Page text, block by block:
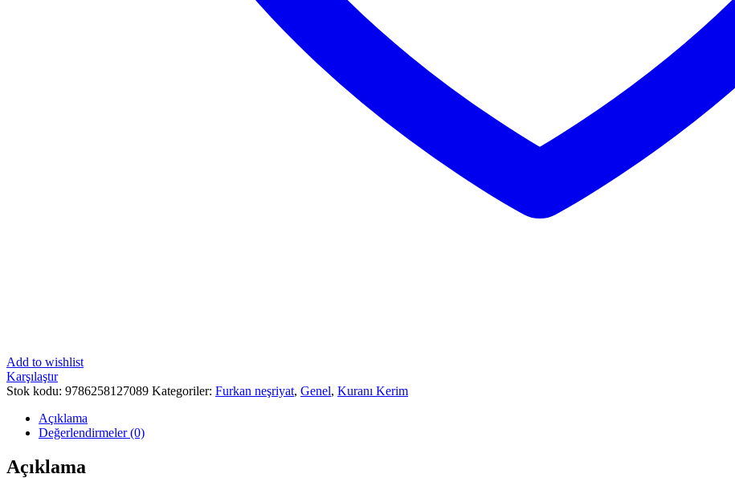
Add to wishlist
Karşılaştır
Stok kodu: 9786258127089 Kategoriler: Furkan neşriyat, Genel, Kuranı Kerim
Açıklama
Değerlendirmeler (0)
Açıklama